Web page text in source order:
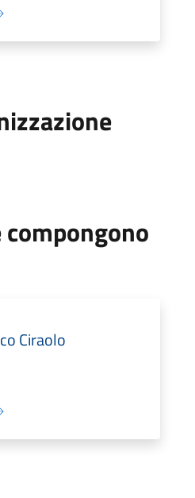
compongono
Ciraolo